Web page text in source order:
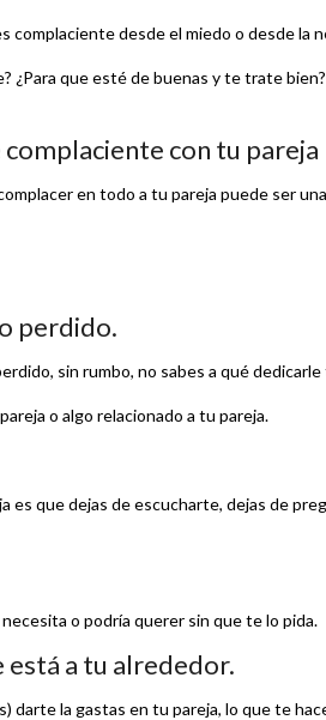
desde el miedo o desde la
¿Para que esté de buenas y te trate
con tu pareja
en todo a tu pareja puede ser
perdido.
sin rumbo, no sabes a qué
o algo relacionado a tu pareja.
es que dejas de escucharte, dejas de
o podría querer sin que te lo pida.
está a tu alrededor.
darte la gastas en tu pareja, lo que te